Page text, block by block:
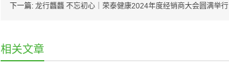
下一篇: 龙行龘龘 不忘初心｜荣泰健康2024年度经销商大会圆满举行
相关文章